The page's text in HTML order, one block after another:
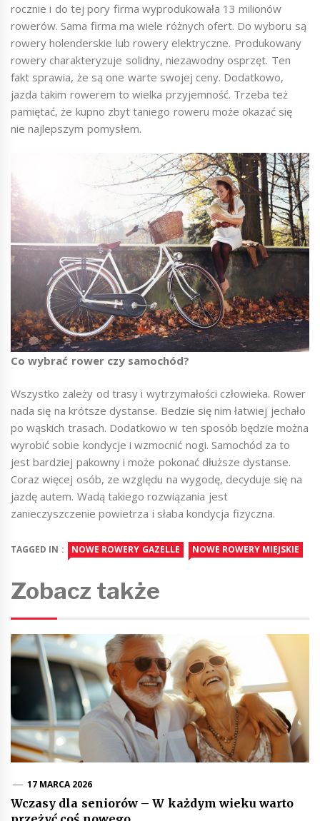
rocznie i do tej pory firma wyprodukowała 13 milionów
rowerów. Sama firma ma wiele różnych ofert. Do wyboru są
rowery holenderskie lub rowery elektryczne. Produkowany
rowery charakteryzuje solidny, niezawodny osprzęt. Ten
fakt sprawia, że są one warte swojej ceny. Dodatkowo,
jazda takim rowerem to wielka przyjemność. Trzeba też
pamiętać, że kupno zbyt taniego roweru może okazać się
nie najlepszym pomysłem.
Co wybrać rower czy samochód?
Wszystko zależy od trasy i wytrzymałości człowieka. Rower
nada się na krótsze dystanse. Bedzie się nim łatwiej jechało
po wąskich trasach. Dodatkowo w ten sposób będzie można
wyrobić sobie kondycje i wzmocnić nogi. Samochód za to
jest bardziej pakowny i może pokonać dłuższe dystanse.
Coraz więcej osób, ze względu na wygodę, decyduje się na
jazdę autem. Wadą takiego rozwiązania jest
zanieczyszczenie powietrza i słaba kondycja fizyczna.
TAGGED IN : NOWE ROWERY GAZELLE NOWE ROWERY MIEJSKIE
Zobacz także
17 MARCA 2026
Wczasy dla seniorów – W każdym wieku warto